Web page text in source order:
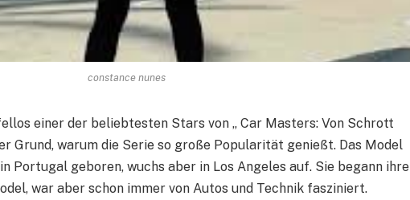
constance nunes
einer der beliebtesten Stars von „ Car Masters: Von Schrott
Grund, warum die Serie so große Popularität genießt. Das Model
Portugal geboren, wuchs aber in Los Angeles auf. Sie begann ihre
war aber schon immer von Autos und Technik fasziniert.